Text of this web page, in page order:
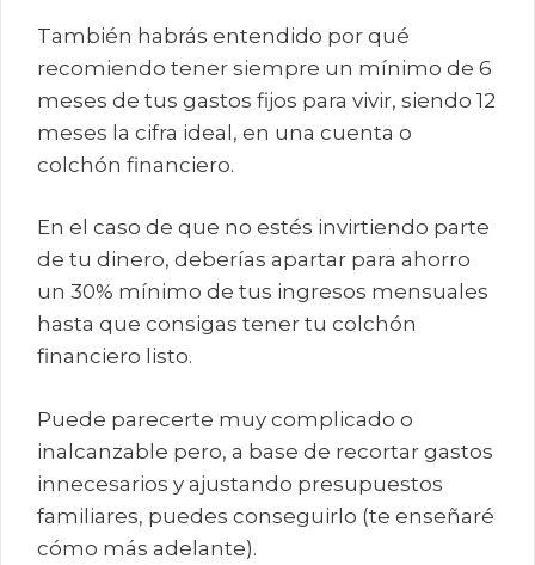
También habrás entendido por qué
recomiendo tener siempre un mínimo de 6
meses de tus gastos fijos para vivir, siendo 12
meses la cifra ideal, en una cuenta o
colchón financiero.
En el caso de que no estés invirtiendo parte
de tu dinero, deberías apartar para ahorro
un 30% mínimo de tus ingresos mensuales
hasta que consigas tener tu colchón
financiero listo.
Puede parecerte muy complicado o
inalcanzable pero, a base de recortar gastos
innecesarios y ajustando presupuestos
familiares, puedes conseguirlo (te enseñaré
cómo más adelante).